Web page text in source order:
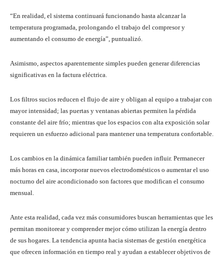
“En realidad, el sistema continuará funcionando hasta alcanzar la
temperatura programada, prolongando el trabajo del compresor y
aumentando el consumo de energía”, puntualizó.
Asimismo, aspectos aparentemente simples pueden generar diferencias
significativas en la factura eléctrica.
Los filtros sucios reducen el flujo de aire y obligan al equipo a trabajar con
mayor intensidad; las puertas y ventanas abiertas permiten la pérdida
constante del aire frío; mientras que los espacios con alta exposición solar
requieren un esfuerzo adicional para mantener una temperatura confortable.
Los cambios en la dinámica familiar también pueden influir. Permanecer
más horas en casa, incorporar nuevos electrodomésticos o aumentar el uso
nocturno del aire acondicionado son factores que modifican el consumo
mensual.
Ante esta realidad, cada vez más consumidores buscan herramientas que les
permitan monitorear y comprender mejor cómo utilizan la energía dentro
de sus hogares. La tendencia apunta hacia sistemas de gestión energética
que ofrecen información en tiempo real y ayudan a establecer objetivos de